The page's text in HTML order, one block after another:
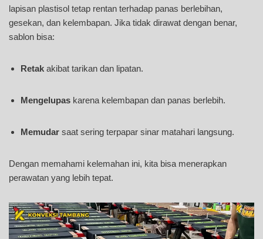
lapisan plastisol tetap rentan terhadap panas berlebihan,
gesekan, dan kelembapan. Jika tidak dirawat dengan benar,
sablon bisa:
Retak akibat tarikan dan lipatan.
Mengelupas karena kelembapan dan panas berlebih.
Memudar saat sering terpapar sinar matahari langsung.
Dengan memahami kelemahan ini, kita bisa menerapkan
perawatan yang lebih tepat.